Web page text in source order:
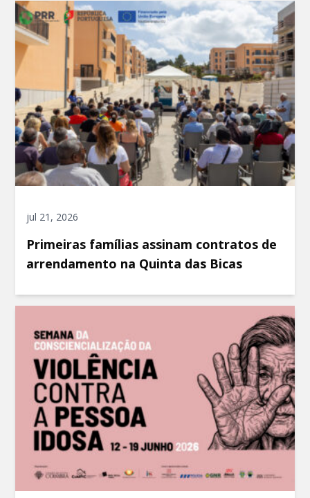
jul 21, 2026
Primeiras famílias assinam contratos de
arrendamento na Quinta das Bicas